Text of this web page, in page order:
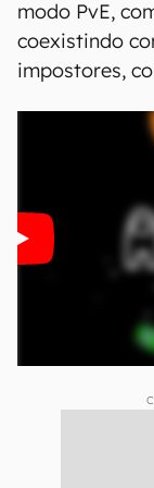
modo PvE,
coexistindo
impostores,